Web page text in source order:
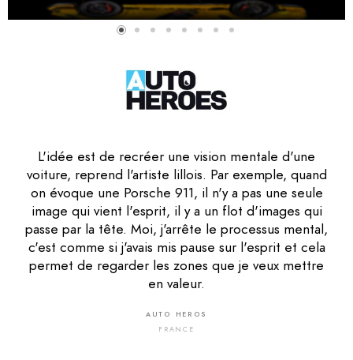
L'idée est de recréer une vision mentale d'une
voiture, reprend l'artiste lillois. Par exemple, quand
on évoque une Porsche 911, il n'y a pas une seule
image qui vient l'esprit, il y a un flot d'images qui
passe par la tête. Moi, j'arrête le processus mental,
c'est comme si j'avais mis pause sur l'esprit et cela
permet de regarder les zones que je veux mettre
en valeur.
AUTO HEROS
FRANCE
Amaury Soares parle de « Courbisme » car il
cherche à remettre en mouvement les
automobiles qu'il photographie avec beaucoup de
soin. Par un montage très travaillé, il présente la
voiture sous un point de vue inhabituel et lui
apporte une harmonie nouvelle.
CLASSIC & SPORTS CAR